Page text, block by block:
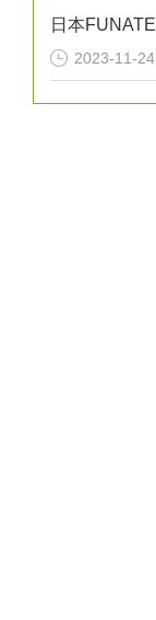
2023-11-24